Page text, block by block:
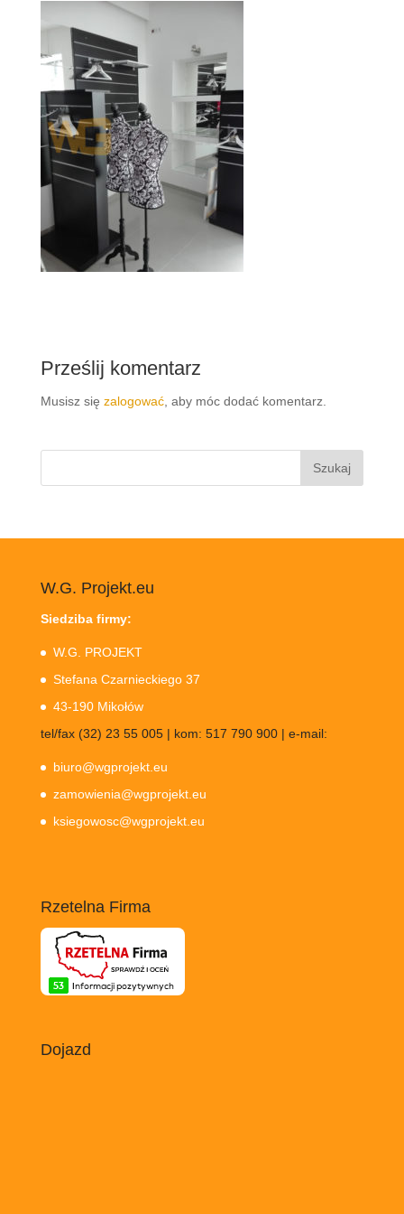
Prześlij komentarz
Musisz się zalogować, aby móc dodać komentarz.
Szukaj:
W.G. Projekt.eu
Siedziba firmy:
W.G. PROJEKT
Stefana Czarnieckiego 37
43-190 Mikołów
tel/fax (32) 23 55 005 | kom: 517 790 900 | e-mail:
biuro@wgprojekt.eu
zamowienia@wgprojekt.eu
ksiegowosc@wgprojekt.eu
Rzetelna Firma
Dojazd